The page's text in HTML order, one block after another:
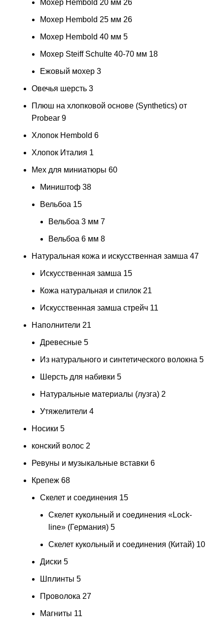
Мохер Hembold 20 мм 26
Мохер Hembold 25 мм 26
Мохер Hembold 40 мм 5
Мохер Steiff Schulte 40-70 мм 18
Ежовый мохер 3
Овечья шерсть 3
Плюш на хлопковой основе (Synthetics) от
Probear 9
Хлопок Hembold 6
Хлопок Италия 1
Мех для миниатюры 60
Миништоф 38
Вельбоа 15
Вельбоа 3 мм 7
Вельбоа 6 мм 8
Натуральная кожа и искусственная замша 47
Искусственная замша 15
Кожа натуральная и спилок 21
Искусственная замша стрейч 11
Наполнители 21
Древесные 5
Из натурального и синтетического волокна 5
Шерсть для набивки 5
Натуральные материалы (лузга) 2
Утяжелители 4
Носики 5
конский волос 2
Ревуны и музыкальные вставки 6
Крепеж 68
Скелет и соединения 15
Скелет кукольный и соединения «Lock-
line» (Германия) 5
Скелет кукольный и соединения (Китай) 10
Диски 5
Шплинты 5
Проволока 27
Магниты 11